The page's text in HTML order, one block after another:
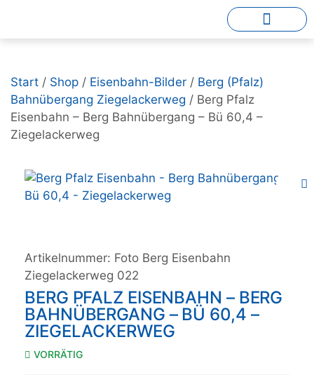
Start / Shop / Eisenbahn-Bilder / Berg (Pfalz)
Bahnübergang Ziegelackerweg / Berg Pfalz
Eisenbahn – Berg Bahnübergang – Bü 60,4 –
Ziegelackerweg
Artikelnummer: Foto Berg Eisenbahn
Ziegelackerweg 022
BERG PFALZ EISENBAHN – BERG
BAHNÜBERGANG – BÜ 60,4 –
ZIEGELACKERWEG
VORRÄTIG